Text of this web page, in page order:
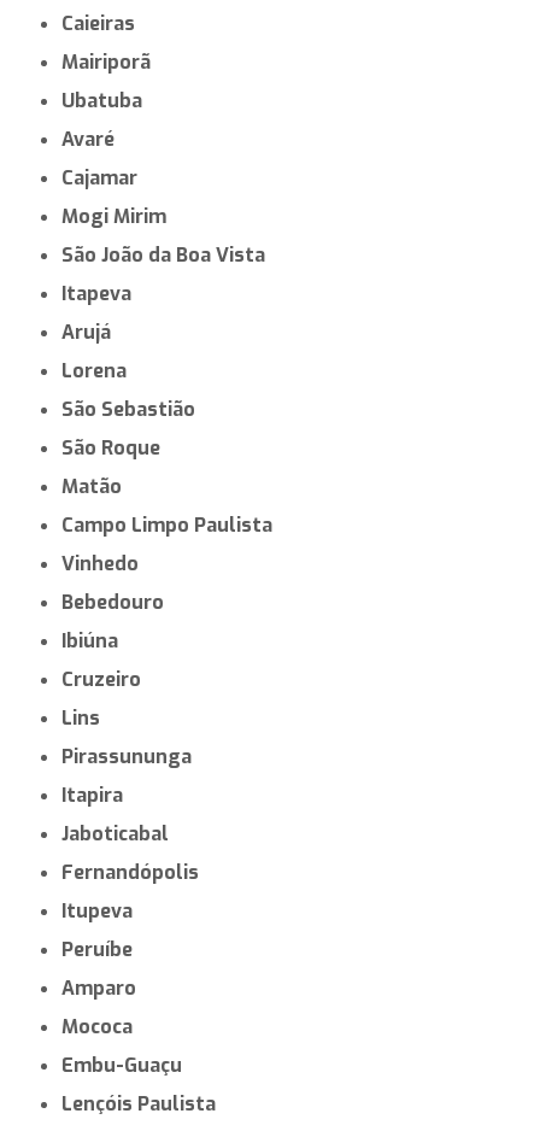
Caieiras
Mairiporã
Ubatuba
Avaré
Cajamar
Mogi Mirim
São João da Boa Vista
Itapeva
Arujá
Lorena
São Sebastião
São Roque
Matão
Campo Limpo Paulista
Vinhedo
Bebedouro
Ibiúna
Cruzeiro
Lins
Pirassununga
Itapira
Jaboticabal
Fernandópolis
Itupeva
Peruíbe
Amparo
Mococa
Embu-Guaçu
Lençóis Paulista